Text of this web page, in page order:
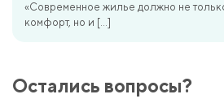
«Современное жилье должно не
комфорт, но и […]
Остались вопросы?